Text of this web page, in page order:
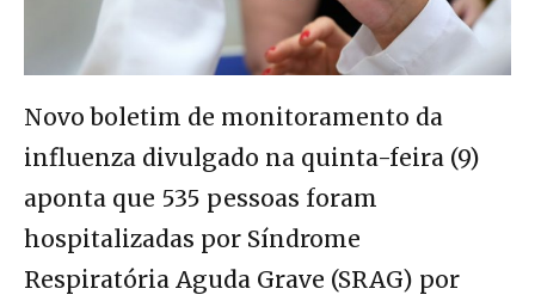
Novo boletim de monitoramento da
influenza divulgado na quinta-feira (9)
aponta que 535 pessoas foram
hospitalizadas por Síndrome
Respiratória Aguda Grave (SRAG) por